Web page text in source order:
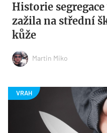
Historie
zažila na střední
kůže
Martin Miko